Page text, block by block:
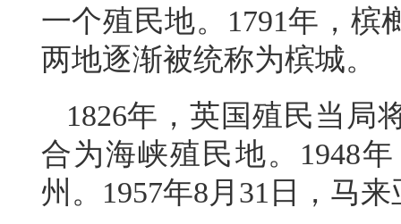
一个殖民地。1791年，槟
两地逐渐被统称为槟城。
1826年，英国殖民当局
合为海峡殖民地。1948
州。1957年8月31日，马